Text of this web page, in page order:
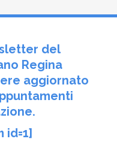
del
Regina
aggiornato
id=1]